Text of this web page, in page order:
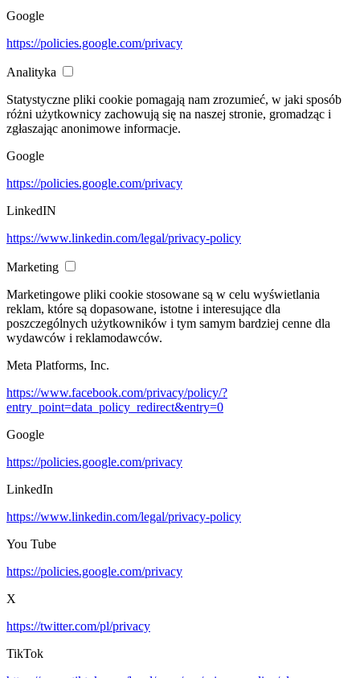
Google
https://policies.google.com/privacy
Analityka
Statystyczne pliki cookie pomagają nam zrozumieć, w jaki sposób
różni użytkownicy zachowują się na naszej stronie, gromadząc i
zgłaszając anonimowe informacje.
Google
https://policies.google.com/privacy
LinkedIN
https://www.linkedin.com/legal/privacy-policy
Marketing
Marketingowe pliki cookie stosowane są w celu wyświetlania
reklam, które są dopasowane, istotne i interesujące dla
poszczególnych użytkowników i tym samym bardziej cenne dla
wydawców i reklamodawców.
Meta Platforms, Inc.
https://www.facebook.com/privacy/policy/?
entry_point=data_policy_redirect&entry=0
Google
https://policies.google.com/privacy
LinkedIn
https://www.linkedin.com/legal/privacy-policy
You Tube
https://policies.google.com/privacy
X
https://twitter.com/pl/privacy
TikTok